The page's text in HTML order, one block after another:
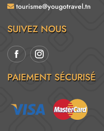
tourisme@yougotravel.tn
SUIVEZ NOUS
PAIEMENT SÉCURISÉ